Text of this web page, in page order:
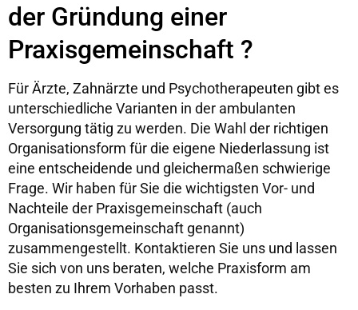
der Gründung einer
Praxisgemeinschaft ?
Für Ärzte, Zahnärzte und Psychotherapeuten gibt es
unterschiedliche Varianten in der ambulanten
Versorgung tätig zu werden. Die Wahl der richtigen
Organisationsform für die eigene Niederlassung ist
eine entscheidende und gleichermaßen schwierige
Frage. Wir haben für Sie die wichtigsten Vor- und
Nachteile der Praxisgemeinschaft (auch
Organisationsgemeinschaft genannt)
zusammengestellt. Kontaktieren Sie uns und lassen
Sie sich von uns beraten, welche Praxisform am
besten zu Ihrem Vorhaben passt.